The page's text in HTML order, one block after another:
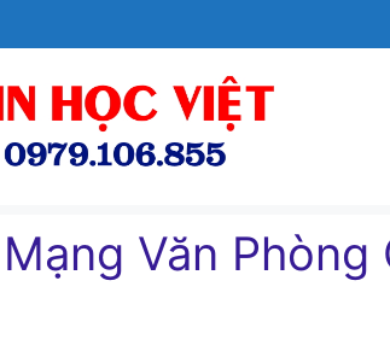
Văn Phòng